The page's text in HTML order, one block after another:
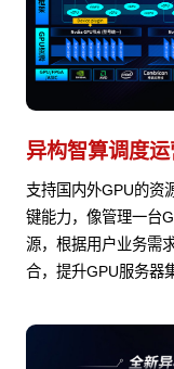
异构智算调度
支持国内外GPU的资
键能力，像管理一台
源，根据用户业务需
合，提升GPU服务器